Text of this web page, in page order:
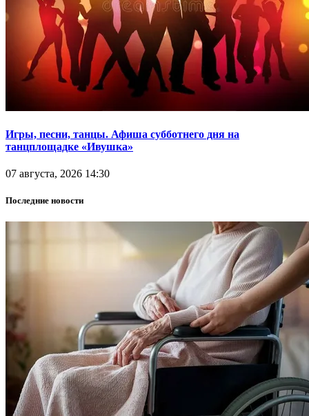
Игры, песни, танцы. Афиша субботнего дня на
танцплощадке «Ивушка»
07 августа, 2026 14:30
Последние новости